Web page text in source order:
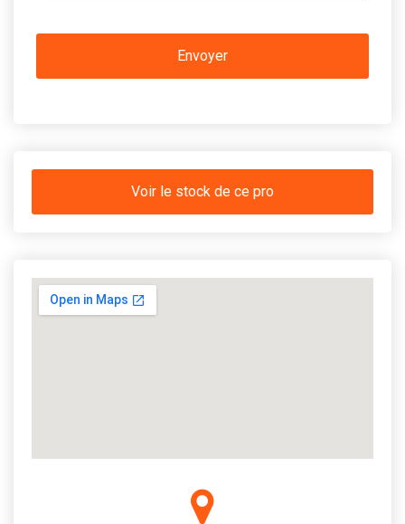
Voir le stock de ce pro